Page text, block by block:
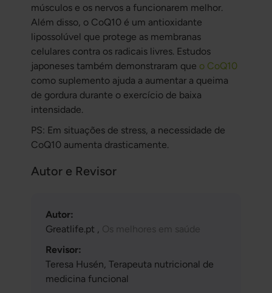
músculos e os nervos a funcionarem melhor.
Além disso, o CoQ10 é um antioxidante
lipossolúvel que protege as membranas
celulares contra os radicais livres. Estudos
japoneses também demonstraram que o CoQ10
como suplemento ajuda a aumentar a queima
de gordura durante o exercício de baixa
intensidade.
PS: Em situações de stress, a necessidade de
CoQ10 aumenta drasticamente.
Autor e Revisor
Autor:
Greatlife.pt , Os melhores em saúde
Revisor:
Teresa Husén, Terapeuta nutricional de
medicina funcional